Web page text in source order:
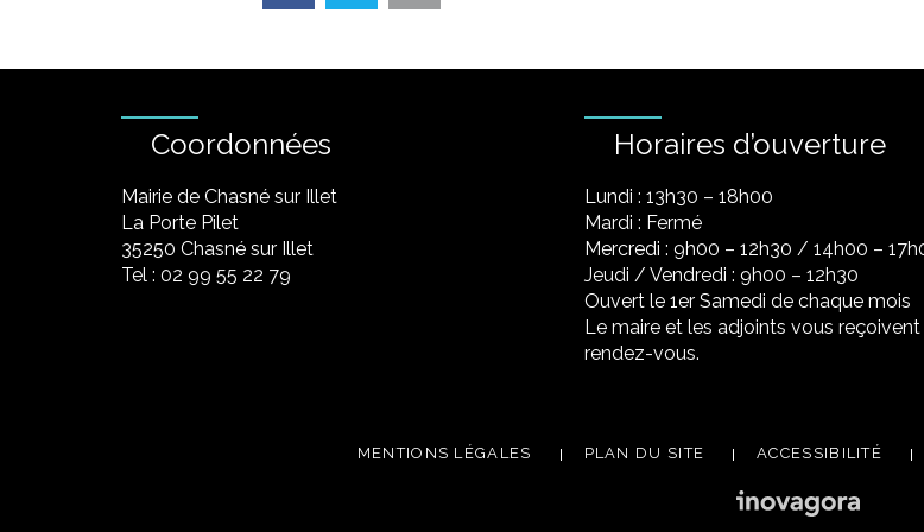
Coordonnées
Mairie de Chasné sur Illet
La Porte Pilet
35250 Chasné sur Illet
Tel : 02 99 55 22 79
Horaires d’ouverture
Lundi : 13h30 – 18h00
Mardi : Fermé
Mercredi : 9h00 – 12h30 / 14h00 –
Jeudi / Vendredi : 9h00 – 12h30
Ouvert le 1er Samedi de chaque mois
Le maire et les adjoints vous reçoivent
rendez-vous.
MENTIONS LÉGALES PLAN DU SITE ACCESSIBILITÉ